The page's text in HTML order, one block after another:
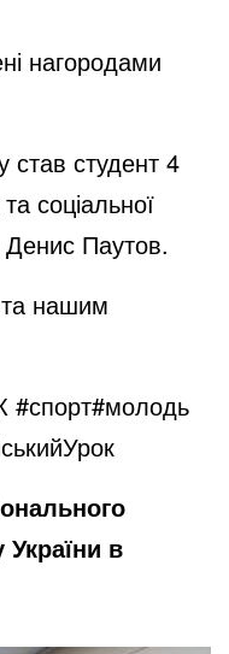
нагородами
став студент 4
соціальної
Паутов.
нашим
України в